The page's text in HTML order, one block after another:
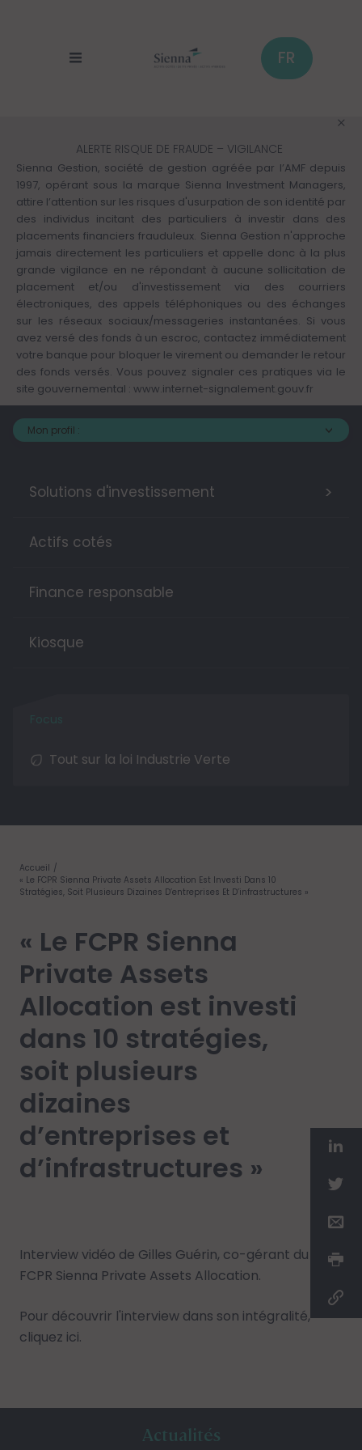
FR
ALERTE RISQUE DE FRAUDE – VIGILANCE
Sienna Gestion, société de gestion agréée par l’AMF depuis
1997, opérant sous la marque Sienna Investment Managers,
attire l’attention sur les risques d'usurpation de son identité par
des individus incitant des particuliers à investir dans des
placements financiers frauduleux. Sienna Gestion n'approche
jamais directement les particuliers et appelle donc à la plus
grande vigilance en ne répondant à aucune sollicitation de
placement et/ou d'investissement via des courriers
électroniques, des appels téléphoniques ou des échanges
sur les réseaux sociaux/messageries instantanées. Si vous
avez versé des fonds à un escroc, contactez immédiatement
votre banque pour bloquer le virement ou demander le retour
des fonds versés. Vous pouvez signaler ces pratiques via le
site gouvernemental : www.internet-signalement.gouv.fr
Mon profil :
Solutions d'investissement >
Actifs cotés
Finance responsable
Kiosque
Tout sur la loi Industrie Verte
Accueil
« Le FCPR Sienna Private Assets Allocation Est Investi Dans 10
Stratégies, Soit Plusieurs Dizaines D’entreprises Et D’infrastructures »
« Le FCPR Sienna
Private Assets
Allocation est investi
dans 10 stratégies,
soit plusieurs
dizaines
d’entreprises et
d’infrastructures »
Interview vidéo de Gilles Guérin, co-gérant du
FCPR Sienna Private Assets Allocation.
Pour découvrir l'interview dans son intégralité,
cliquez ici.
Actualités